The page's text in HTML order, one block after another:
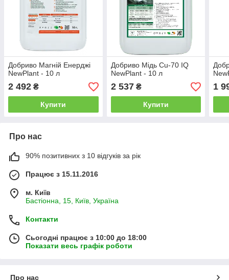
Добриво Магній Енерджі
NewPlant - 10 л
2 492 ₴
Купити
Добриво Мідь Cu-70 IQ
NewPlant - 10 л
2 537₴
Купити
1
Про нас
90% позитивних з 10 відгуків за рік
Працює з 15.11.2016
м. Київ
Бастіонна, 15, Київ, Україна
Контакти
Сьогодні працює з 10:00 до 18:00
Показати весь графік роботи
Про нас